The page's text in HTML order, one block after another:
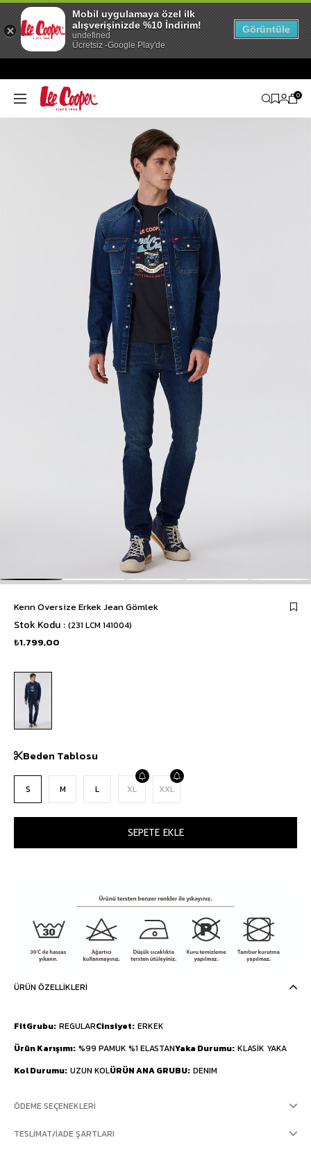
0
Kenn Oversize Erkek Jean Gömlek
Stok Kodu (231 LCM 141004)
₺1.799,00
Beden Tablosu
S M L XL XXL
ÜRÜN ÖZELLIKLERI
FitGrubu REGULARCinsiyet ERKEK
Ürün Karışımı %99 PAMUK %1 ELASTANYaka Durumu KLASİK YAKA
Kol Durumu UZUN KOLÜRÜN ANA GRUBU DENIM
ÖDEME SEÇENEKLERI
TESLIMAT/İADE ŞARTLARI
Mobil uygulamaya özel ilk
alışverişinizde %10 İndirim!
undefined
Ücretsiz -Google Play'de
Görüntüle